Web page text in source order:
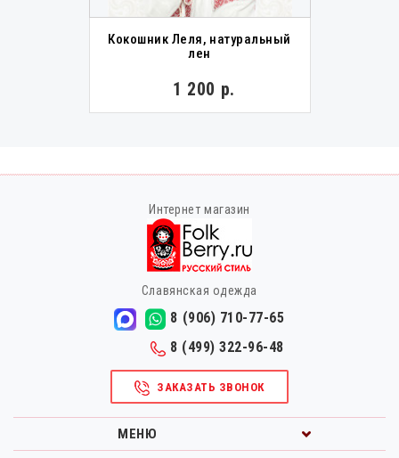
Кокошник Леля, натуральный
лен
1 200 р.
Интернет магазин
Славянская одежда
8 (906) 710-77-65
8 (499) 322-96-48
ЗАКАЗАТЬ ЗВОНОК
МЕНЮ